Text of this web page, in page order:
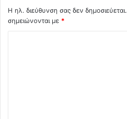
Η ηλ. διεύθυνση σας δεν δημοσιεύεται.
σημειώνονται με *